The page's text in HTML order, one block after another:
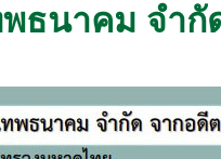
พธนาคม จำกั